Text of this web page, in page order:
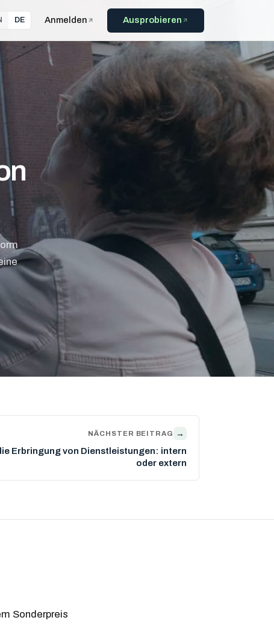
DE Anmelden Ausprobieren
NÄCHSTER BEITRAG →
Erbringung von Dienstleistungen: intern
oder extern
Sonderpreis